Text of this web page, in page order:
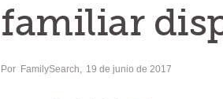
familiar
Por FamilySearch 19 de junio de 2017